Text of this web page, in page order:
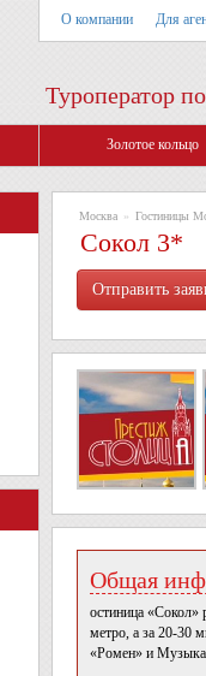
О компании Для
Туроператор
Золотое кольцо
Москва » Гостиницы
Сокол 3*
Общая
остиница «Сокол»
метро, а за 20-30
«Ромен» и